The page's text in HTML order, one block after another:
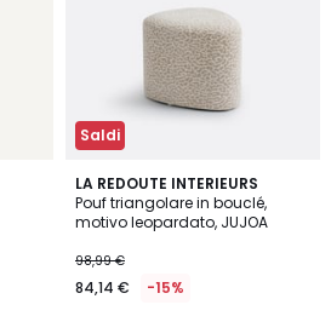
Saldi
LA REDOUTE INTERIEURS
Pouf triangolare in bouclé,
motivo leopardato, JUJOA
98,99 €
84,14 € -15%
5
/
5